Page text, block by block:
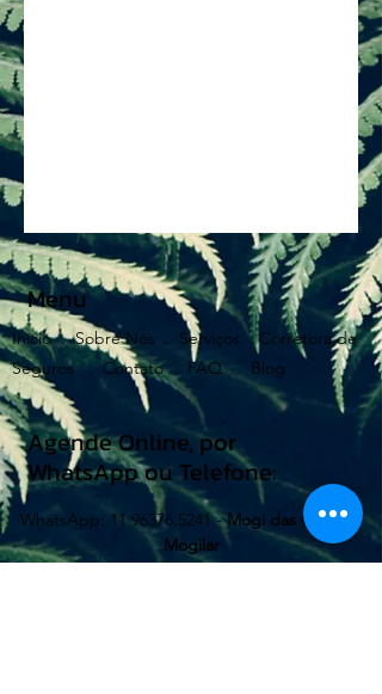
Menu
Início .Sobre Nós . Serviços .Corretora de
Seguros .Contato . FAQ . Blog
Agende Online, por
WhatsApp ou Telefone:
WhatsApp: 11 96376.5241-Mogi das Cruzes -
Mogilar
Telefone:11 47353818-Mogi das Cruzes - Alto